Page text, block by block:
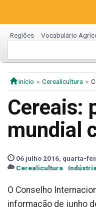
Regiões Vocabulário
início Cerealicultura
Cereais:
mundial
06 julho 2016, quarta-
Cerealicultura
Indústria
O Conselho
informação de junho